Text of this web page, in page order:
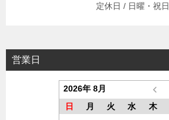
定休日 / 日曜・祝日
営業日
2026年 8月
日
月 火 水 木